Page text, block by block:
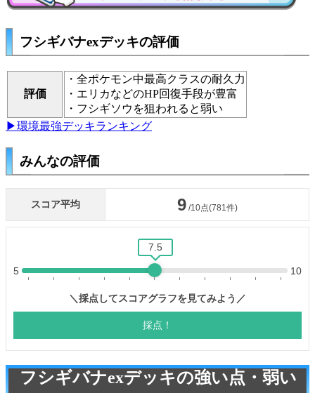
フシギバナexデッキの評価
評価
・全ポケモン中最高クラスの耐久力
・エリカなどのHP回復手段が豊富
・フシギソウを狙われると弱い
▶環境最強デッキランキング
みんなの評価
フシギバナexデッキの強い点・弱い